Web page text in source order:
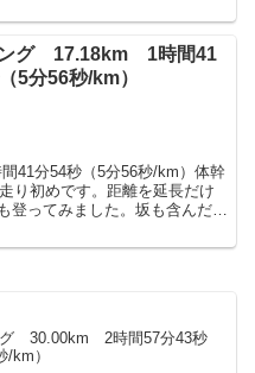
グ 17.18km 1時間41
5分56秒/km）
分54秒（5分56秒/km）体幹
り初めです。距離を延長だけ
ってみました。坂も含んだ分
グ 30.00km 2時間57分43秒
/km）